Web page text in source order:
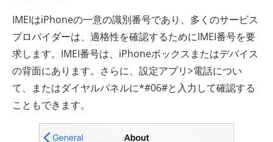
IMEIはiPhoneの一意の識別番号であり、多くのサービス
プロバイダーは、適格性を確認するためにIMEI番号を要
求します。IMEI番号は、iPhoneボックスまたはデバイス
の背面にあります。さらに、設定アプリ>電話につい
て、またはダイヤルパネルに*#06#と入力して確認する
こともできます。